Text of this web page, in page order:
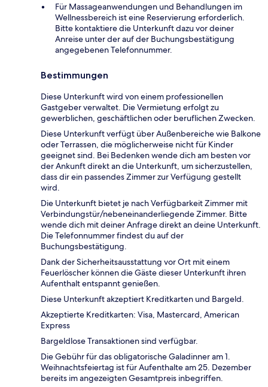
Für Massageanwendungen und Behandlungen im
Wellnessbereich ist eine Reservierung erforderlich.
Bitte kontaktiere die Unterkunft dazu vor deiner
Anreise unter der auf der Buchungsbestätigung
angegebenen Telefonnummer.
Bestimmungen
Diese Unterkunft wird von einem professionellen
Gastgeber verwaltet. Die Vermietung erfolgt zu
gewerblichen, geschäftlichen oder beruflichen Zwecken.
Diese Unterkunft verfügt über Außenbereiche wie Balkone
oder Terrassen, die möglicherweise nicht für Kinder
geeignet sind. Bei Bedenken wende dich am besten vor
der Ankunft direkt an die Unterkunft, um sicherzustellen,
dass dir ein passendes Zimmer zur Verfügung gestellt
wird.
Die Unterkunft bietet je nach Verfügbarkeit Zimmer mit
Verbindungstür/nebeneinanderliegende Zimmer. Bitte
wende dich mit deiner Anfrage direkt an deine Unterkunft.
Die Telefonnummer findest du auf der
Buchungsbestätigung.
Dank der Sicherheitsausstattung vor Ort mit einem
Feuerlöscher können die Gäste dieser Unterkunft ihren
Aufenthalt entspannt genießen.
Diese Unterkunft akzeptiert Kreditkarten und Bargeld.
Akzeptierte Kreditkarten: Visa, Mastercard, American
Express
Bargeldlose Transaktionen sind verfügbar.
Die Gebühr für das obligatorische Galadinner am 1.
Weihnachtsfeiertag ist für Aufenthalte am 25. Dezember
bereits im angezeigten Gesamtpreis inbegriffen.